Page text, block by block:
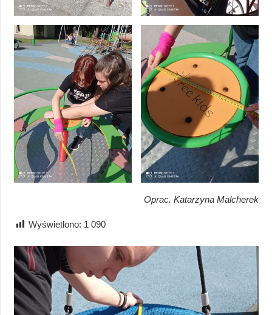
Oprac. Katarzyna Malcherek
Wyświetlono: 1 090